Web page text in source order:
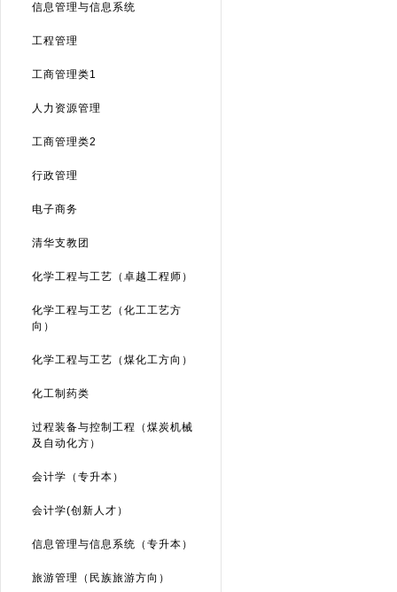
信息管理与信息系统
工程管理
工商管理类1
人力资源管理
工商管理类2
行政管理
电子商务
清华支教团
化学工程与工艺（卓越工程师）
化学工程与工艺（化工工艺方
向）
化学工程与工艺（煤化工方向）
化工制药类
过程装备与控制工程（煤炭机械
及自动化方）
会计学（专升本）
会计学(创新人才）
信息管理与信息系统（专升本）
旅游管理（民族旅游方向）